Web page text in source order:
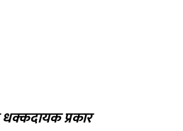
धक्कदायक प्रकार